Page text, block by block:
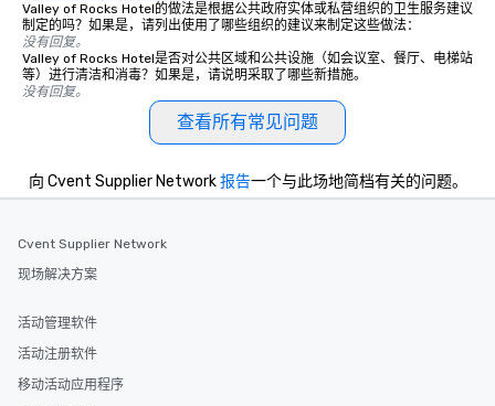
Valley of Rocks Hotel的做法是根据公共政府实体或私营组织的卫生服务建议
制定的吗？如果是，请列出使用了哪些组织的建议来制定这些做法：
没有回复。
Valley of Rocks Hotel是否对公共区域和公共设施（如会议室、餐厅、电梯站
等）进行清洁和消毒？如果是，请说明采取了哪些新措施。
没有回复。
查看所有常见问题
向 Cvent Supplier Network报告一个与此场地简档有关的问题。
Cvent Supplier Network
现场解决方案
活动管理软件
活动注册软件
移动活动应用程序